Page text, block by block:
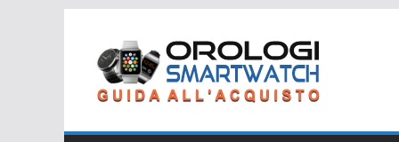
contenuto